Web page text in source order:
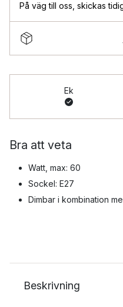
På väg till oss skickas
Ek
Bra att veta
Watt, max: 60
Sockel: E27
Dimbar i kombination
Beskrivning